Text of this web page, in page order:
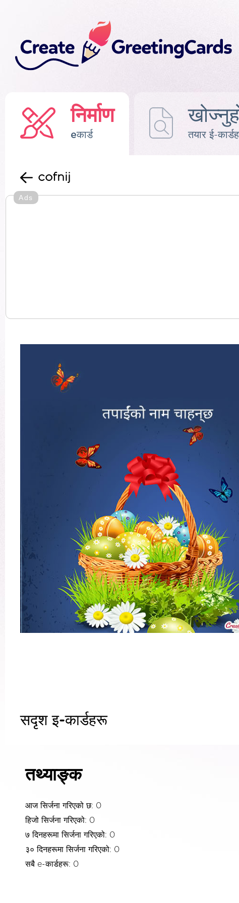
निर्माण
eकार्ड तयार ई-
cofnij
Ads
सदृश इ-कार्डहरू
तथ्याङ्क
आज सिर्जना गरिएको छ: 0
हिजो सिर्जना गरिएको: 0
७ दिनहरूमा सिर्जना गरिएको: 0
३० दिनहरूमा सिर्जना गरिएको: 0
सबै e-कार्डहरू: 0